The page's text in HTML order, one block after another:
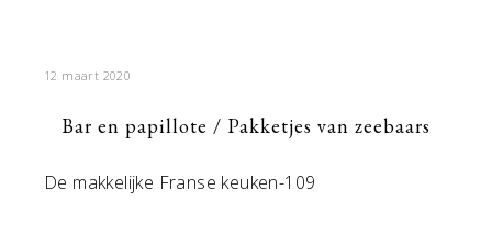
12 maart 2020
Bar en papillote / Pakketjes van zeebaars
De makkelijke Franse keuken-109